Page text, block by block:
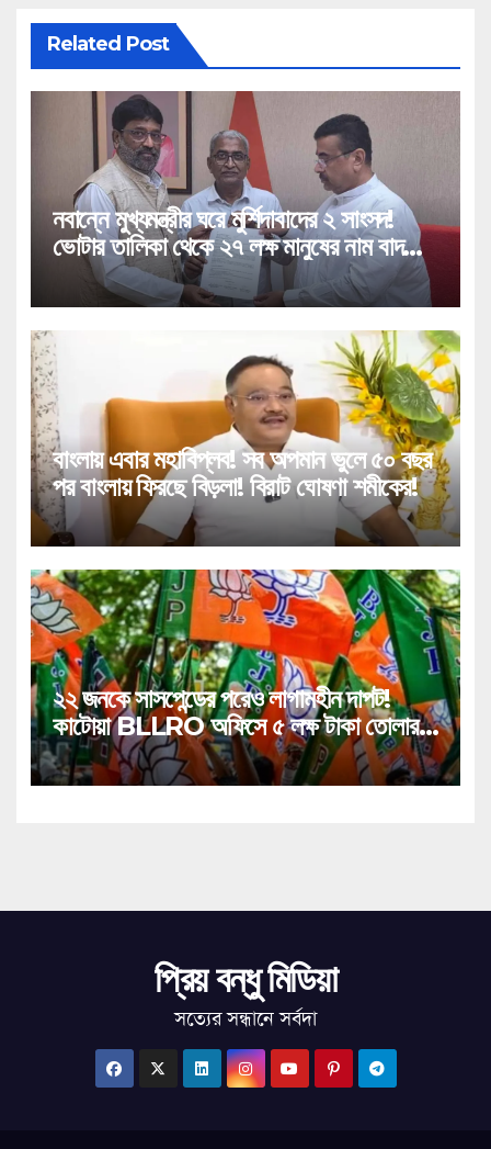
Related Post
নবান্নে মুখ্যমন্ত্রীর ঘরে মুর্শিদাবাদের ২ সাংসদ!
ভোটার তালিকা থেকে ২৭ লক্ষ মানুষের নাম বাদ
পড়া নিয়ে বিরাট পদক্ষেপ!
বাংলায় এবার মহাবিপ্লব! সব অপমান ভুলে ৫০ বছর
পর বাংলায় ফিরছে বিড়লা! বিরাট ঘোষণা শমীকের!
২২ জনকে সাসপেন্ডের পরেও লাগামহীন দাপট!
কাটোয়া BLLRO অফিসে ৫ লক্ষ টাকা তোলার
মারাত্মক কাণ্ড!
প্রিয় বন্ধু মিডিয়া
সত্যের সন্ধানে সর্বদা